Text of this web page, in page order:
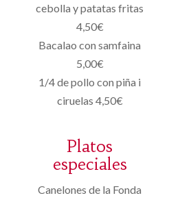
cebolla y patatas fritas
4,50€
Bacalao con samfaina
5,00€
1/4 de pollo con piña i
ciruelas 4,50€
Platos
especiales
Canelones de la Fonda